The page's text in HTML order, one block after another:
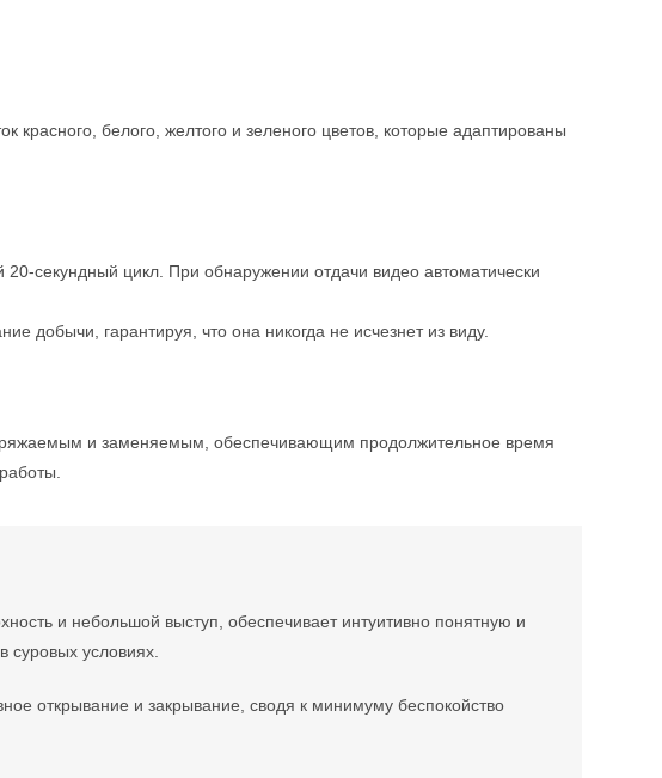
белого, желтого и зеленого цветов, которые адаптированы
секундный цикл. При обнаружении отдачи видео автоматически
добычи, гарантируя, что она никогда не исчезнет из виду.
и заменяемым, обеспечивающим продолжительное время
и небольшой выступ, обеспечивает интуитивно понятную и
суровых условиях.
открывание и закрывание, сводя к минимуму беспокойство